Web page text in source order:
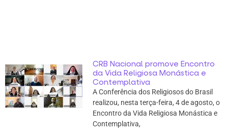
CRB Nacional promove Encontro
da Vida Religiosa Monástica e
Contemplativa
A Conferência dos Religiosos do Brasil
realizou, nesta terça-feira, 4 de agosto, o
Encontro da Vida Religiosa Monástica e
Contemplativa,